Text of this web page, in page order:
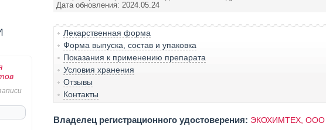
Дата обновления: 2024.05.24
Лекарственная форма
Форма выпуска, состав и упаковка
Показания к применению препарата
Условия хранения
Отзывы
Контакты
Владелец регистрационного удостоверения: ЭКОХИМТЕХ, ООО